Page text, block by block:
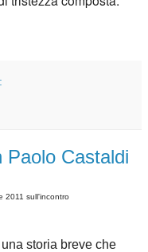
Paolo Castaldi
2011 sull'incontro
storia breve che